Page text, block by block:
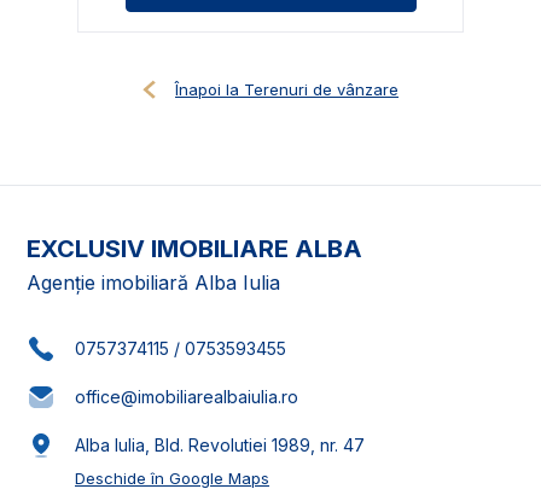
Înapoi la Terenuri de vânzare
EXCLUSIV IMOBILIARE ALBA
Agenție imobiliară Alba Iulia
0757374115 / 0753593455
office@imobiliarealbaiulia.ro
Alba Iulia, Bld. Revolutiei 1989, nr. 47
Deschide în Google Maps